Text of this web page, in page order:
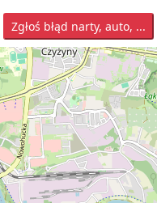
Zgłoś błąd narty, auto, ...